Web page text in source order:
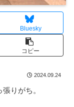
Bluesky
コピー
2024.09.24
りがち。